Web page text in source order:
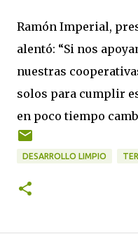
Ramón Imperial,
alentó: “Si nos
nuestras
solos para cumplir
en poco tiempo
DESARROLLO LIMPIO